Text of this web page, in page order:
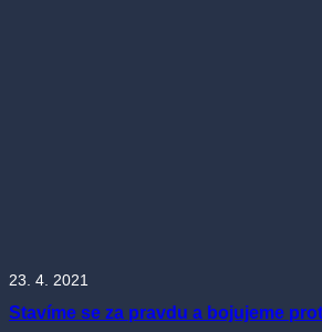
23. 4. 2021
Stavíme se za pravdu a bojujeme